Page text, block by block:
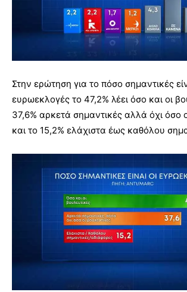
Στην ερώτηση για το πόσο σημαντικές
ευρωεκλογές το 47,2% λέει όσο και οι
37,6% αρκετά σημαντικές αλλά όχι όσο
και το 15,2% ελάχιστα έως καθόλου